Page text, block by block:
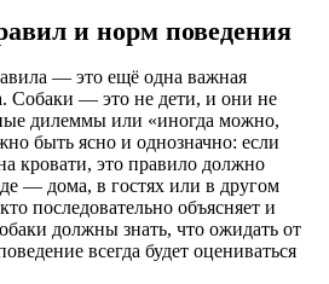
и норм поведения
— это ещё одна важная
Собаки — это не дети, и они не
дилеммы или «иногда можно,
быть ясно и однозначно: если
кровати, это правило должно
— дома, в гостях или в другом
последовательно объясняет и
должны знать, что ожидать от
всегда будет оцениваться